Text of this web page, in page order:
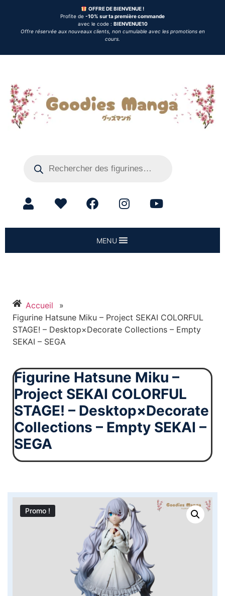
OFFRE DE BIENVENUE !
Profite de -10% sur ta première commande
avec le code : BIENVENUE10
Offre réservée aux nouveaux clients, non cumulable avec les promotions en
cours.
MENU
Accueil
»
Figurine Hatsune Miku – Project SEKAI COLORFUL
STAGE! – Desktop×Decorate Collections – Empty
SEKAI – SEGA
Figurine Hatsune Miku –
Project SEKAI COLORFUL
STAGE! – Desktop×Decorate
Collections – Empty SEKAI –
SEGA
Promo !